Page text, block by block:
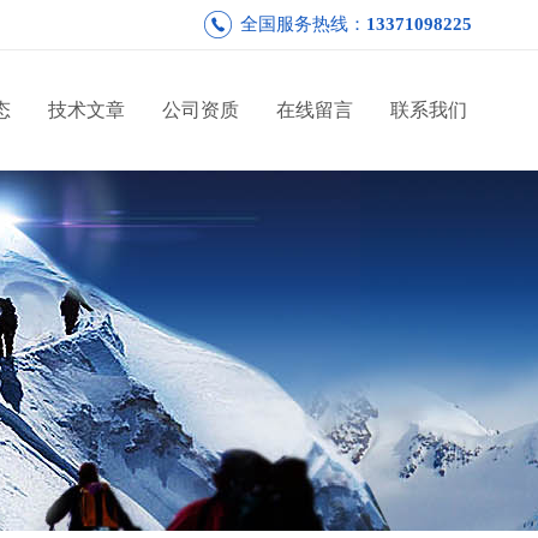
全国服务热线： 13371098225
技术文章 公司资质 在线留言 联系我们